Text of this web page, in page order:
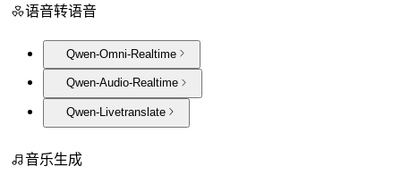
语音转语音
Qwen-Omni-Realtime
Qwen-Audio-Realtime
Qwen-Livetranslate
音乐生成